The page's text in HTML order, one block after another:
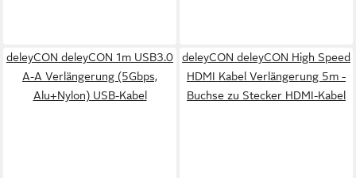
deleyCON deleyCON 1m USB3.0
A-A Verlängerung (5Gbps,
Alu+Nylon) USB-Kabel
deleyCON deleyCON High Speed
HDMI Kabel Verlängerung 5m -
Buchse zu Stecker HDMI-Kabel